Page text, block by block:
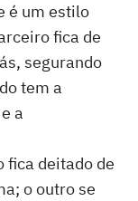
é um estilo
fica de
segurando
tem a
a
fica deitado de
o outro se